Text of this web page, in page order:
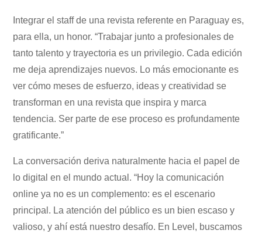
Integrar el staff de una revista referente en Paraguay es,
para ella, un honor. “Trabajar junto a profesionales de
tanto talento y trayectoria es un privilegio. Cada edición
me deja aprendizajes nuevos. Lo más emocionante es
ver cómo meses de esfuerzo, ideas y creatividad se
transforman en una revista que inspira y marca
tendencia. Ser parte de ese proceso es profundamente
gratificante.”
La conversación deriva naturalmente hacia el papel de
lo digital en el mundo actual. “Hoy la comunicación
online ya no es un complemento: es el escenario
principal. La atención del público es un bien escaso y
valioso, y ahí está nuestro desafío. En Level, buscamos